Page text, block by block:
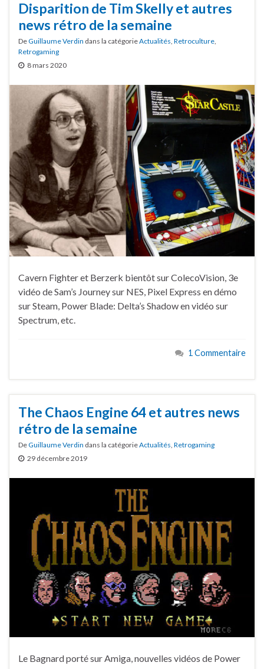
Disparition de Tim Skelly et autres
news rétro de la semaine
DeGuillaume Verdin dans la catégorieActualités, Retroculture,
Retrogaming
8 mars 2020
Cavern Fighter et Berzerk bientôt sur ColecoVision, 3e
vidéo de Sam’s Journey sur NES, Pixel Express en démo
sur Steam, Power Blade: Delta’s Shadow en vidéo sur
Spectrum, etc.
1 Commentaire
The Chaos Engine 64 et autres news
rétro de la semaine
DeGuillaume Verdin dans la catégorieActualités, Retrogaming
29 décembre 2019
Le Bagnard porté sur Amiga, nouvelles vidéos de Power